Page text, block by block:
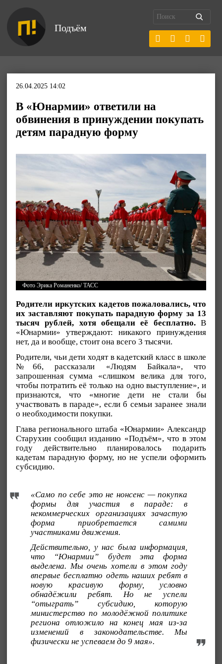
Подъём
26.04.2025 14:02
В «Юнармии» ответили на
обвинения в принуждении покупать
детям парадную форму
Фото Эрика Романенко/ ТАСС
Родители иркутских кадетов пожаловались, что
их заставляют покупать парадную форму за 13
тысяч рублей, хотя обещали её бесплатно.В
«Юнармии» утверждают: никакого принуждения
нет, да и вообще, стоит она всего 3 тысячи.
Родители, чьи дети ходят в кадетский класс в школе
№66, рассказали «Людям Байкала», что
запрошенная сумма «слишком велика для того,
чтобы потратить её только на одно выступление», и
признаются, что «многие дети не стали бы
участвовать в параде», если б семьи заранее знали
о необходимости покупки.
Глава регионального штаба «Юнармии» Александр
Старухин сообщил изданию «Подъём», что в этом
году действительно планировалось подарить
кадетам парадную форму, но не успели оформить
субсидию.
«Само по себе это не нонсенс — покупка
формы для участия в параде: в
некоммерческих организациях зачастую
форма приобретается самими
участниками движения.
Действительно, у нас была информация,
что “Юнармии” будет эта форма
выделена. Мы очень хотели в этом году
впервые бесплатно одеть наших ребят в
новую красивую форму, условно
обнадёжили ребят. Но не успели
“отыграть” субсидию, которую
министерство по молодёжной политике
региона отложило на конец мая из-за
изменений в законодательстве. Мы
физически не успеваем до 9 мая».